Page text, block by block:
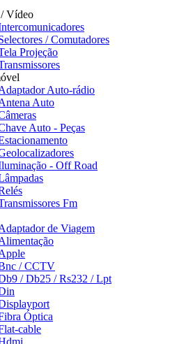
Vídeo
/ Comutadores
Projeção
Auto-rádio
Auto
Auto - Peças
- Off Road
Fm
de Viagem
/ CCTV
/ Db25 / Rs232 / Lpt
Óptica
cable